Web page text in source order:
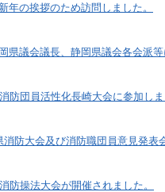
年の挨拶のため訪問しました。
県議会議長、静岡県議会各会派
防団員活性化長崎大会に参加し
消防大会及び消防職団員意見発表
防操法大会が開催されました。